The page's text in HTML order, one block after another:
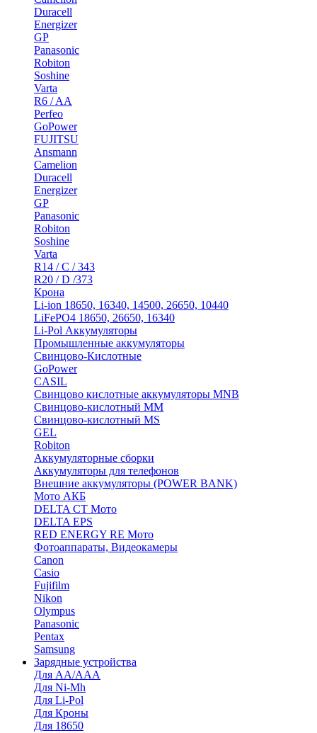
Duracell
Energizer
GP
Panasonic
Robiton
Soshine
Varta
R6 / AA
Perfeo
GoPower
FUJITSU
Ansmann
Camelion
Duracell
Energizer
GP
Panasonic
Robiton
Soshine
Varta
R14 / C / 343
R20 / D /373
Крона
Li-ion 18650, 16340, 14500, 26650, 10440
LiFePO4 18650, 26650, 16340
Li-Pol Аккумуляторы
Промышленные аккумуляторы
Свинцово-Кислотные
GoPower
CASIL
Свинцово кислотные аккумуляторы MNB
Cвинцово-кислотный MM
Cвинцово-кислотный MS
GEL
Robiton
Аккумуляторные сборки
Аккумуляторы для телефонов
Внешние аккумуляторы (POWER BANK)
Мото АКБ
DELTA CT Мото
DELTA EPS
RED ENERGY RE Мото
Фотоаппараты, Видеокамеры
Canon
Casio
Fujifilm
Nikon
Olympus
Panasonic
Pentax
Samsung
Зарядные устройства
Для AA/AAA
Для Ni-Mh
Для Li-Pol
Для Кроны
Для 18650